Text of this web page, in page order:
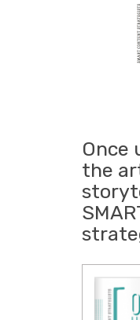
Once
the